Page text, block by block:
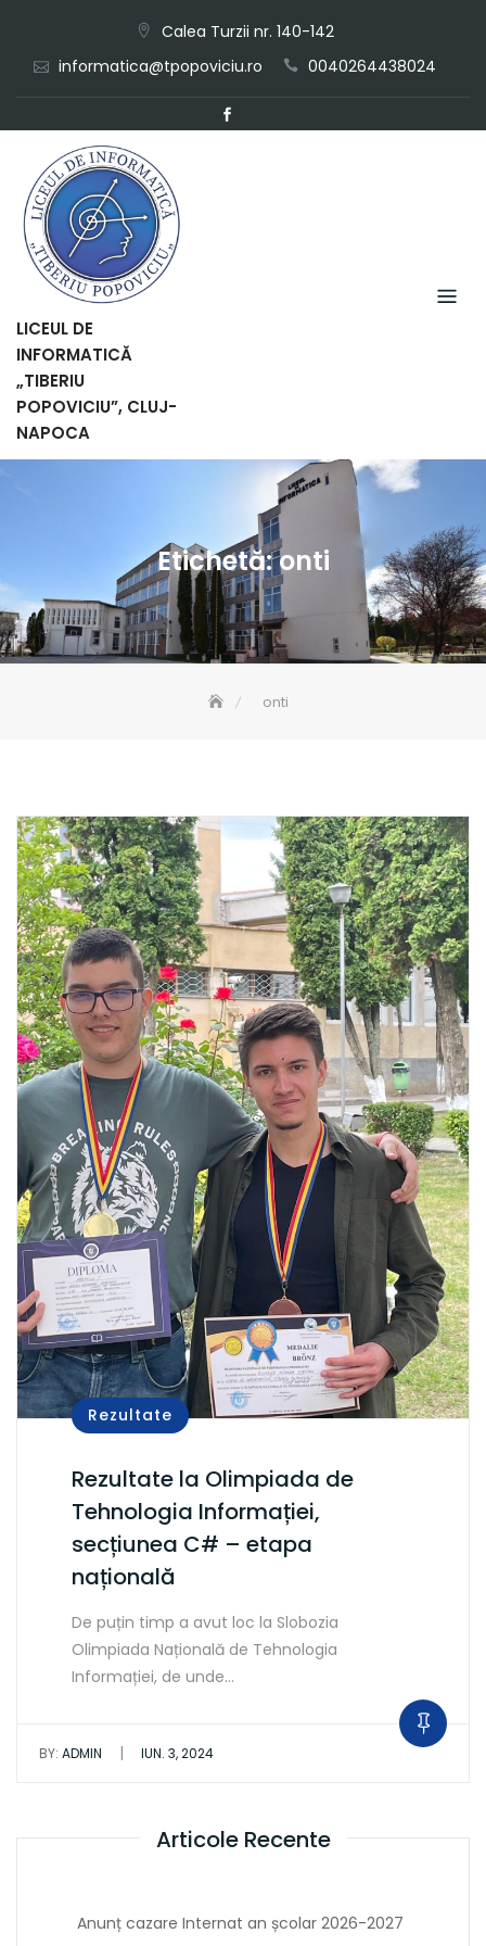
content
Calea Turzii nr. 140-142
informatica@tpopoviciu.ro
0040264438024
LICEUL DE
INFORMATICĂ
„TIBERIU
POPOVICIU”, CLUJ-
NAPOCA
Etichetă:onti
onti
Rezultate
Rezultate la Olimpiada de
Tehnologia Informației,
secțiunea C# – etapa
națională
De puțin timp a avut loc la Slobozia
Olimpiada Națională de Tehnologia
Informației, de unde…
BY: ADMIN | IUN. 3, 2024
Articole Recente
Anunț cazare Internat an școlar 2026-2027